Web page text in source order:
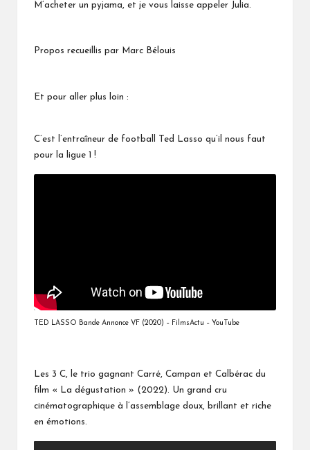
M’acheter un pyjama, et je vous laisse appeler Julia.
Propos recueillis par Marc Bélouis
Et pour aller plus loin :
C’est l’entraîneur de football Ted Lasso qu’il nous faut
pour la ligue 1 !
TED LASSO Bande Annonce VF (2020) – FilmsActu – YouTube
Les 3 C, le trio gagnant Carré, Campan et Calbérac du
film « La dégustation » (2022). Un grand cru
cinématographique à l’assemblage doux, brillant et riche
en émotions.